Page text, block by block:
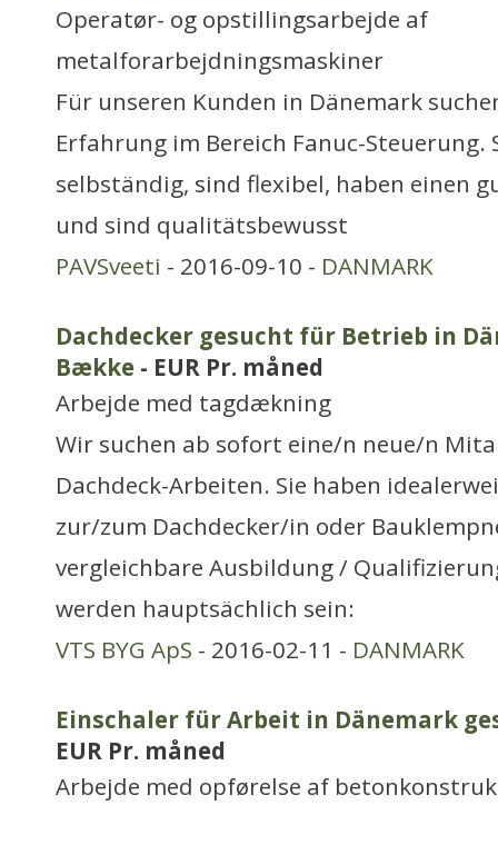
Operatør- og opstillingsarbejde af
metalforarbejdningsmaskiner
Für unseren Kunden in Dänemark
Erfahrung im Bereich Fanuc-Steuerung.
selbständig, sind flexibel, haben einen
und sind qualitätsbewusst
PAVSveeti - 2016-09-10 - DANMARK
Dachdecker gesucht für Betrieb in
Bække - EUR Pr. måned
Arbejde med tagdækning
Wir suchen ab sofort eine/n neue/n
Dachdeck-Arbeiten. Sie haben
zur/zum Dachdecker/in oder
vergleichbare Ausbildung /
werden hauptsächlich sein:
VTS BYG ApS - 2016-02-11 - DANMARK
Einschaler für Arbeit in Dänemark
EUR Pr. måned
Arbejde med opførelse af